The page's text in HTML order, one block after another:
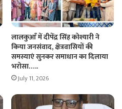
लालकुआँ में दीपेंद्र सिंह कोश्यारी ने
किया जनसंवाद, क्षेत्रवासियों की
समस्याएं सुनकर समाधान का दिलाया
भरोसा…..
July 11, 2026